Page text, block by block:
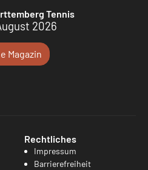
Tennis
2026
Magazin
Rechtliches
Impressum
Barrierefreiheit